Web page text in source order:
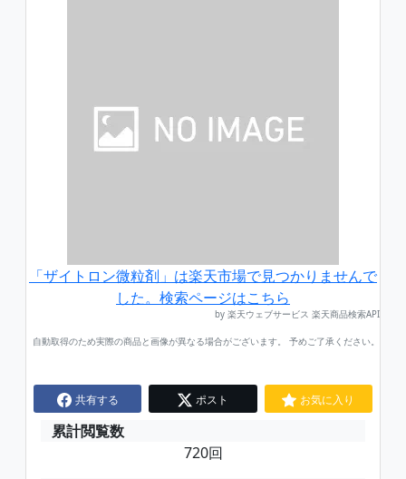
「ザイトロン微粒剤」は楽天市場で見つかりませんで
した。検索ページはこちら
by 楽天ウェブサービス 楽天商品検索API
自動取得のため実際の商品と画像が異なる場合がございます。 予めご了承ください。
共有する ポスト お気に入り
累計閲覧数
720回